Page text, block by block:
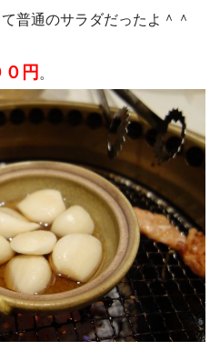
普通のサラダだったよ＾＾
０円 。